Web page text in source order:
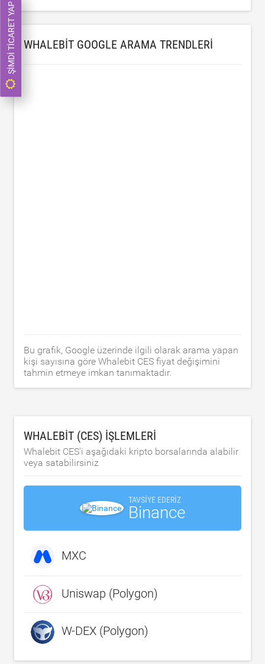
WHALEBIT GOOGLE ARAMA TRENDLERI
Bu grafik, Google üzerinde ilgili olarak arama yapan
kişi sayısına göre Whalebit CES fiyat değişimini
tahmin etmeye imkan tanımaktadır.
WHALEBIT (CES) IŞLEMLERI
Whalebit CES'i aşağıdaki kripto borsalarında alabilir
veya satabilirsiniz
TAVSIYE EDERIZ
Binance
MXC
Uniswap (Polygon)
W-DEX (Polygon)
ŞIMDI TICARET YAP